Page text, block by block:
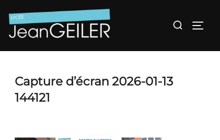
au
contenu
Rechercher :
Capture d’écran 2026-01-13
144121